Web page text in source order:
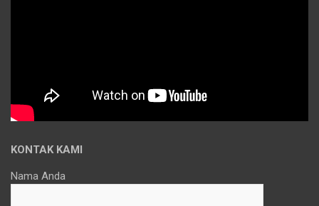
KONTAK KAMI
Nama Anda